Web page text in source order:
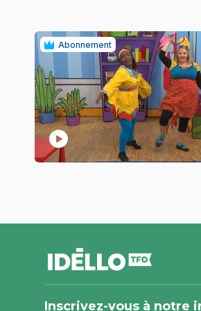
Abonnement
play_circle
pageInscrivez-vous à notre